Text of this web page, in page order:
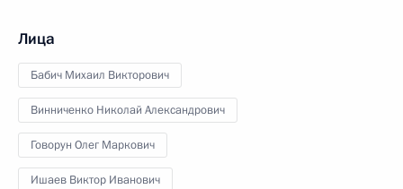
Лица
Бабич Михаил Викторович
Винниченко Николай Александрович
Говорун Олег Маркович
Ишаев Виктор Иванович